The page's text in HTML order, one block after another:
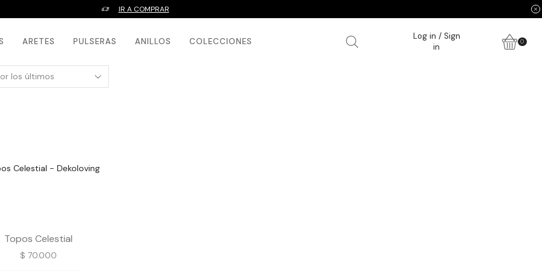
IR A COMPRAR
ARETES PULSERAS ANILLOS COLECCIONES
Log in / Sign
in
0
Topos Celestial
$ 70.000